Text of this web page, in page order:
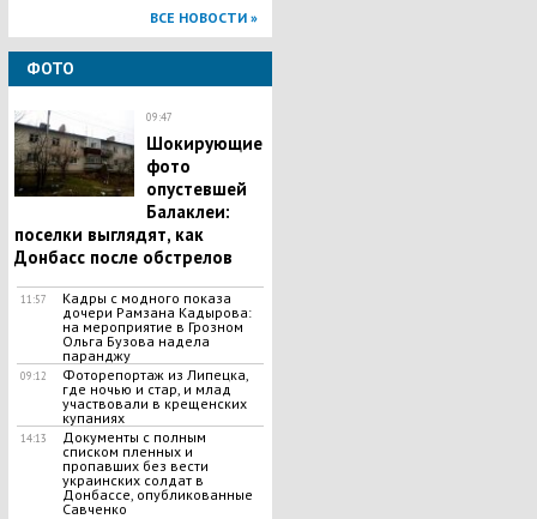
ВСЕ НОВОСТИ »
ФОТО
09:47
Шокирующие
фото
опустевшей
Балаклеи:
поселки выглядят, как
Донбасс после обстрелов
11:57
Кадры с модного показа
дочери Рамзана Кадырова:
на мероприятие в Грозном
Ольга Бузова надела
паранджу
09:12
Фоторепортаж из Липецка,
где ночью и стар, и млад
участвовали в крещенских
купаниях
14:13
Документы с полным
списком пленных и
пропавших без вести
украинских солдат в
Донбассе, опубликованные
Савченко